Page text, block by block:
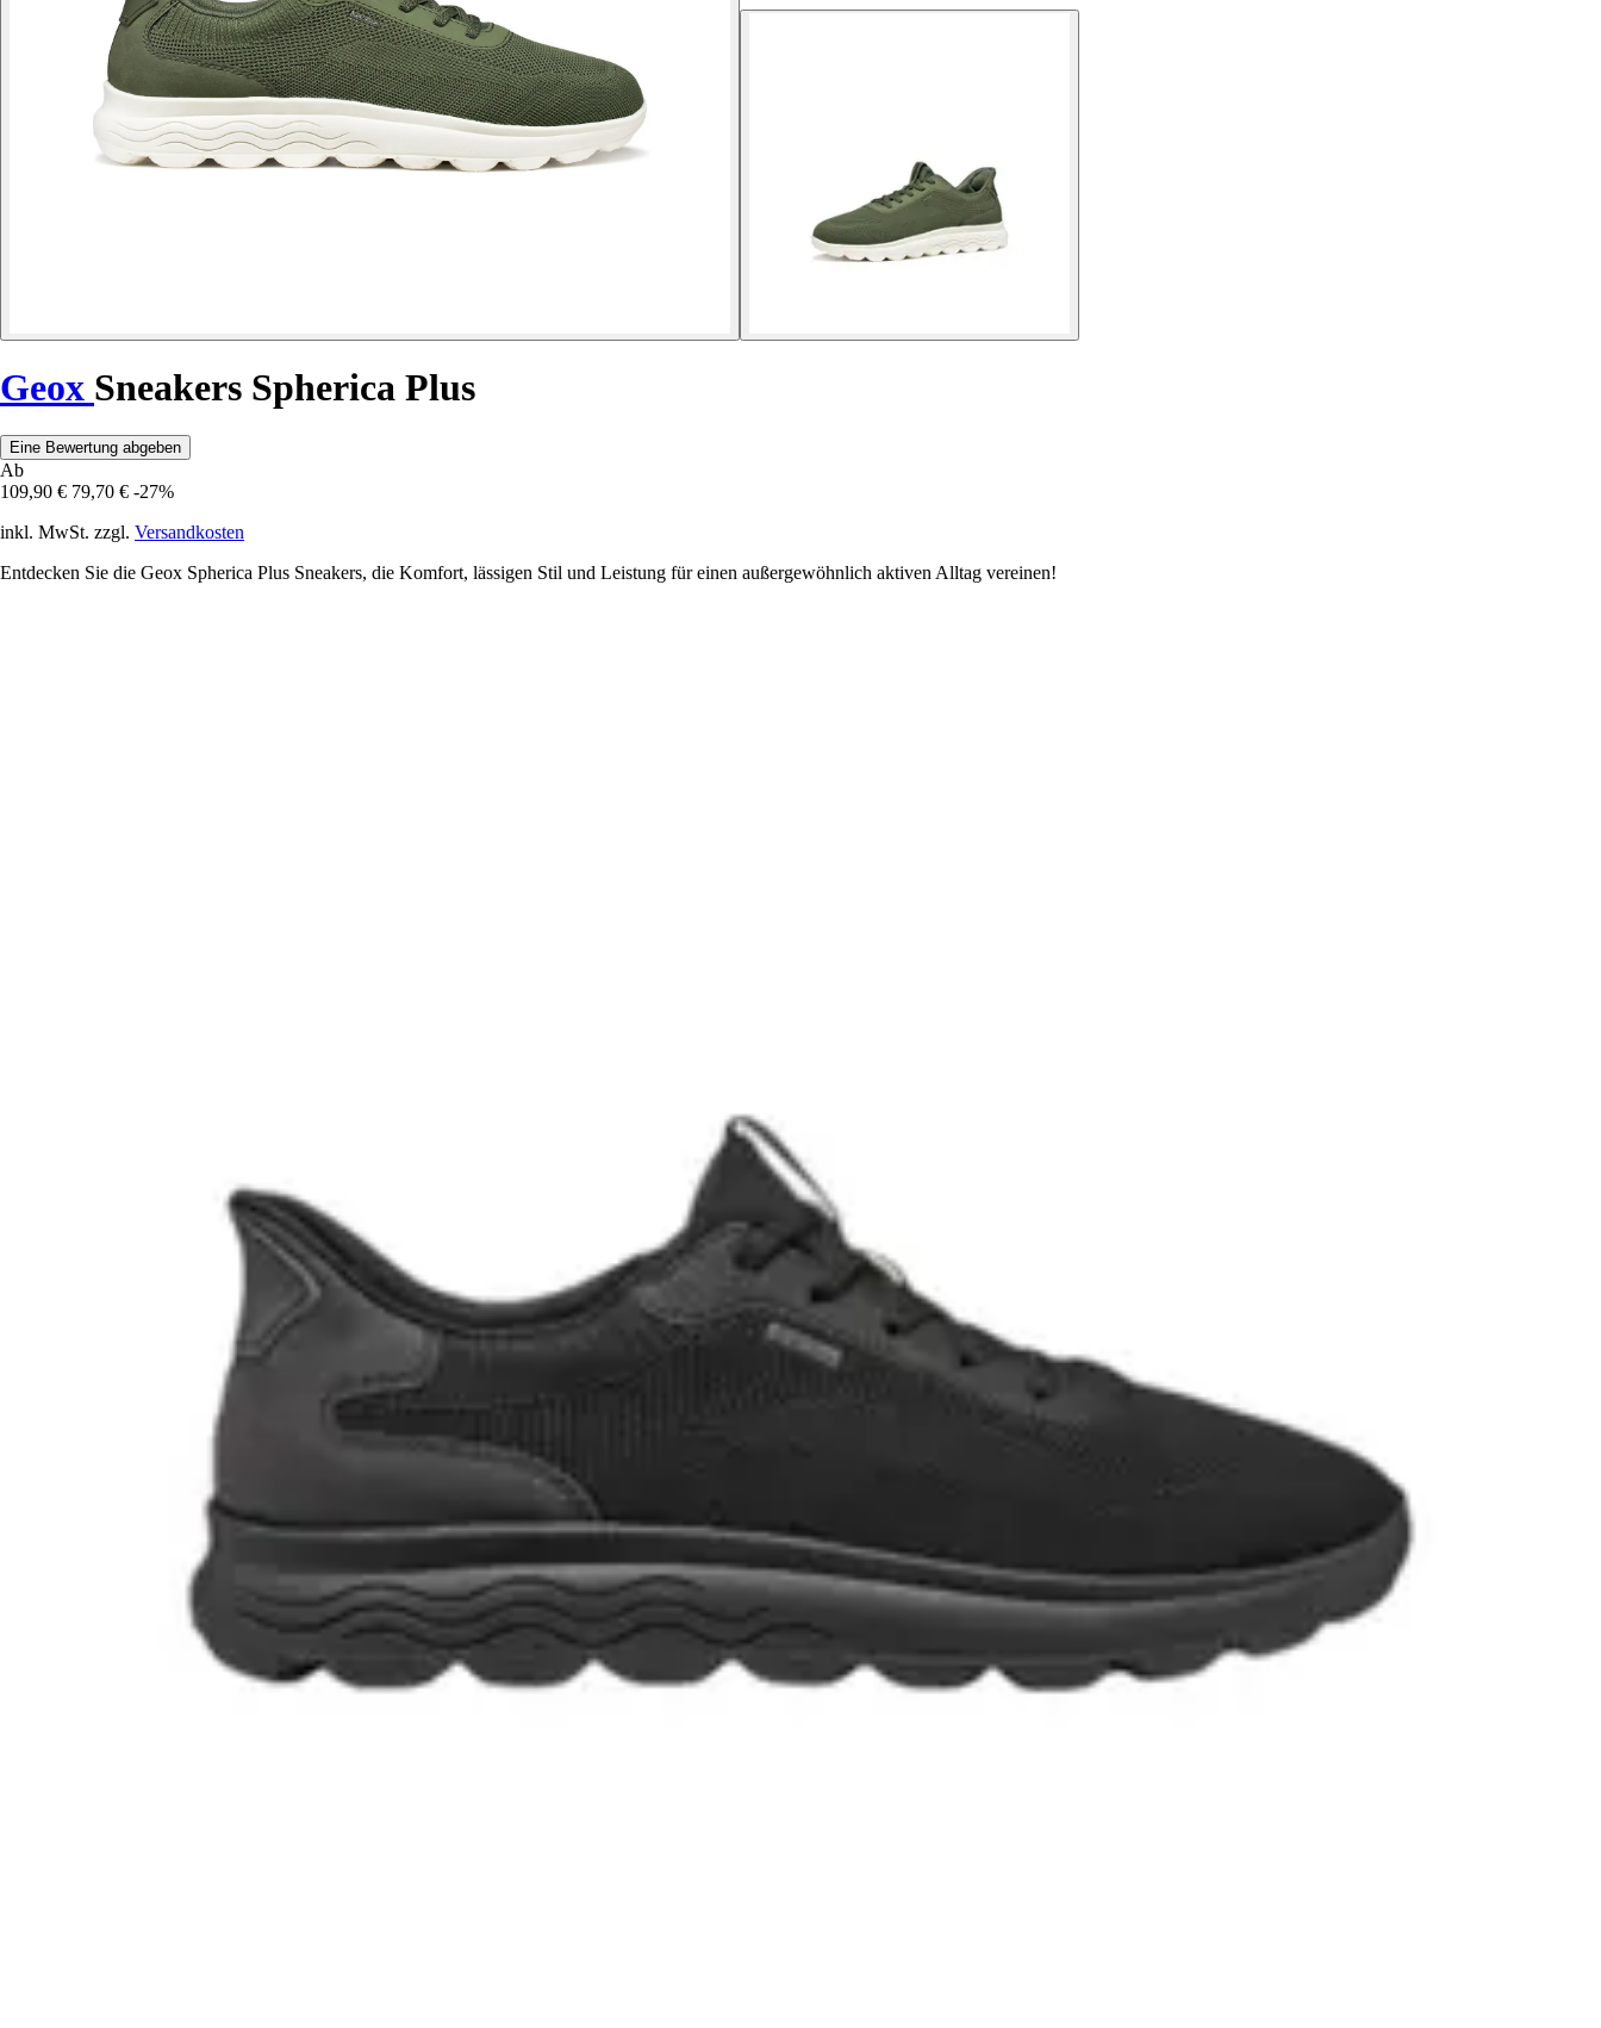
Geox Sneakers Spherica Plus
Eine Bewertung abgeben
Ab
109,90 € 79,70 € -27%
inkl. MwSt. zzgl. Versandkosten
Entdecken Sie die Geox Spherica Plus Sneakers, die Komfort, lässigen Stil und Leistung für einen außergewöhnlich aktiven Alltag vereinen!